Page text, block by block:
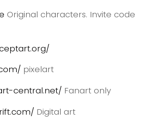
Original characters. Invite code
pixelart
central.net/ Fanart only
Digital art